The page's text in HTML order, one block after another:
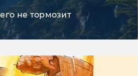
не тормозит